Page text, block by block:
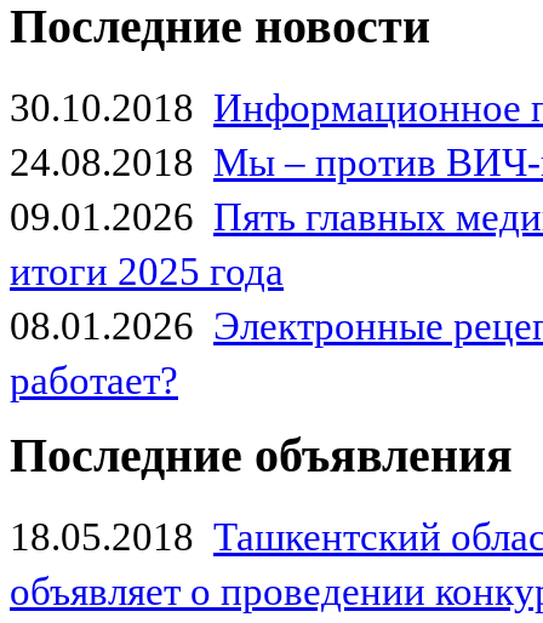
Последние новости
30.10.2018 Информационное
24.08.2018 Мы – против
09.01.2026 Пять главных
итоги 2025 года
08.01.2026 Электронные
работает?
Последние объявления
18.05.2018 Ташкентский
объявляет о проведении